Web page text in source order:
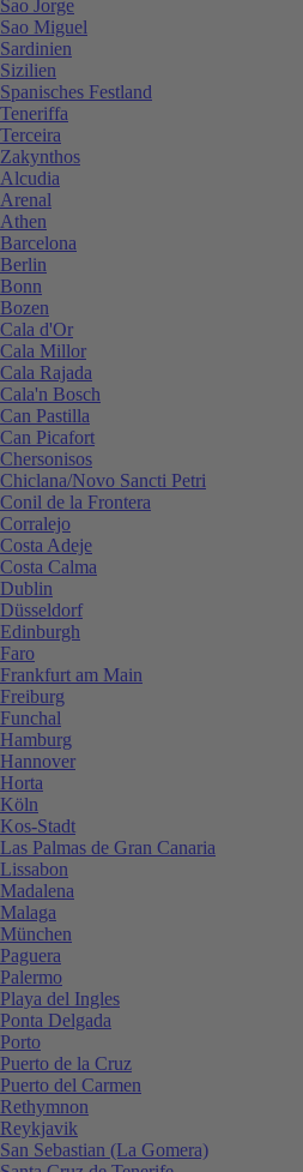
Sao Jorge
Sao Miguel
Sardinien
Sizilien
Spanisches Festland
Teneriffa
Terceira
Zakynthos
Alcudia
Arenal
Athen
Barcelona
Berlin
Bonn
Bozen
Cala d'Or
Cala Millor
Cala Rajada
Cala'n Bosch
Can Pastilla
Can Picafort
Chersonisos
Chiclana/Novo Sancti Petri
Conil de la Frontera
Corralejo
Costa Adeje
Costa Calma
Dublin
Düsseldorf
Edinburgh
Faro
Frankfurt am Main
Freiburg
Funchal
Hamburg
Hannover
Horta
Köln
Kos-Stadt
Las Palmas de Gran Canaria
Lissabon
Madalena
Malaga
München
Paguera
Palermo
Playa del Ingles
Ponta Delgada
Porto
Puerto de la Cruz
Puerto del Carmen
Rethymnon
Reykjavik
San Sebastian (La Gomera)